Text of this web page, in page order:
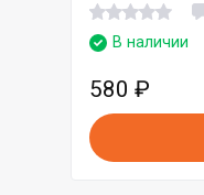
В наличии
580 ₽